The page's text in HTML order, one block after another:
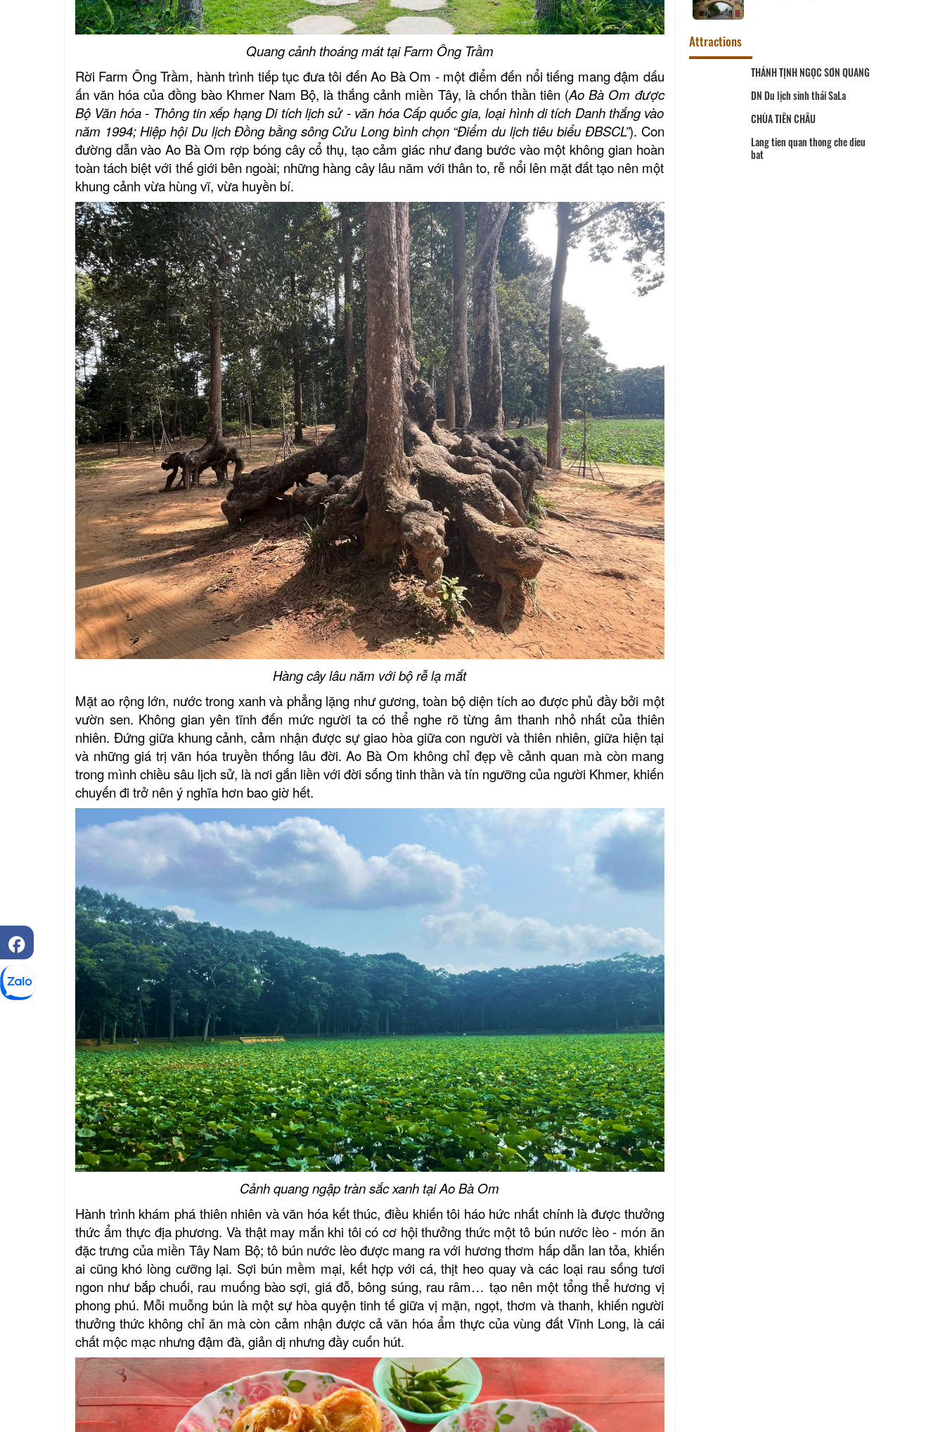
Quang cảnh thoáng mát tại Farm Ông Trầm
Rời Farm Ông Trầm, hành trình tiếp tục đưa tôi đến Ao Bà Om - một điểm đến nổi tiếng mang đậm dấu
ấn văn hóa của đồng bào Khmer Nam Bộ, là thắng cảnh miền Tây, là chốn thần tiên (Ao Bà Om được
Bộ Văn hóa - Thông tin xếp hạng Di tích lịch sử - văn hóa Cấp quốc gia, loại hình di tích Danh thắng vào
năm 1994; Hiệp hội Du lịch Đồng bằng sông Cửu Long bình chọn “Điểm du lịch tiêu biểu ĐBSCL”). Con
đường dẫn vào Ao Bà Om rợp bóng cây cổ thụ, tạo cảm giác như đang bước vào một không gian hoàn
toàn tách biệt với thế giới bên ngoài; những hàng cây lâu năm với thân to, rễ nổi lên mặt đất tạo nên một
khung cảnh vừa hùng vĩ, vừa huyền bí.
Hàng cây lâu năm với bộ rễ lạ mắt
Mặt ao rộng lớn, nước trong xanh và phẳng lặng như gương, toàn bộ diện tích ao được phủ đầy bởi một
vườn sen. Không gian yên tĩnh đến mức người ta có thể nghe rõ từng âm thanh nhỏ nhất của thiên
nhiên. Đứng giữa khung cảnh, cảm nhận được sự giao hòa giữa con người và thiên nhiên, giữa hiện tại
và những giá trị văn hóa truyền thống lâu đời. Ao Bà Om không chỉ đẹp về cảnh quan mà còn mang
trong mình chiều sâu lịch sử, là nơi gắn liền với đời sống tinh thần và tín ngưỡng của người Khmer, khiến
chuyến đi trở nên ý nghĩa hơn bao giờ hết.
Cảnh quang ngập tràn sắc xanh tại Ao Bà Om
Hành trình khám phá thiên nhiên và văn hóa kết thúc, điều khiến tôi háo hức nhất chính là được thưởng
thức ẩm thực địa phương. Và thật may mắn khi tôi có cơ hội thưởng thức một tô bún nước lèo - món ăn
đặc trưng của miền Tây Nam Bộ; tô bún nước lèo được mang ra với hương thơm hấp dẫn lan tỏa, khiến
ai cũng khó lòng cưỡng lại. Sợi bún mềm mại, kết hợp với cá, thịt heo quay và các loại rau sống tươi
ngon như bắp chuối, rau muống bào sợi, giá đỗ, bông súng, rau râm… tạo nên một tổng thể hương vị
phong phú. Mỗi muỗng bún là một sự hòa quyện tinh tế giữa vị mặn, ngọt, thơm và thanh, khiến người
thưởng thức không chỉ ăn mà còn cảm nhận được cả văn hóa ẩm thực của vùng đất Vĩnh Long, là cái
chất mộc mạc nhưng đậm đà, giản dị nhưng đầy cuốn hút.
Attractions
Khu tưởng niệm cố Thủ tướng Võ
BẢO TÀNG VĨNH LONG
Khu lưu niệm Giáo sư, Viện sĩ